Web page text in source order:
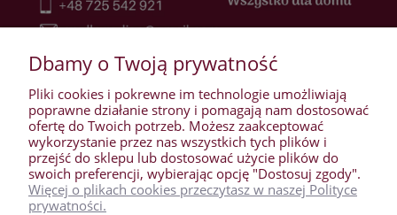
WARUNKI ZAKUPÓW
Dbamy o Twoją prywatność
Pliki cookies i pokrewne im technologie umożliwiają
poprawne działanie strony i pomagają nam dostosować
ofertę do Twoich potrzeb. Możesz zaakceptować
wykorzystanie przez nas wszystkich tych plików i
przejść do sklepu lub dostosować użycie plików do
swoich preferencji, wybierając opcję "Dostosuj zgody".
Więcej o plikach cookies przeczytasz w naszej Polityce
prywatności.